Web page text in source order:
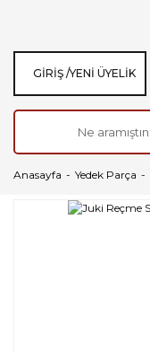
GIRIŞ /YENI ÜYELIK
Anasayfa Yedek Parça